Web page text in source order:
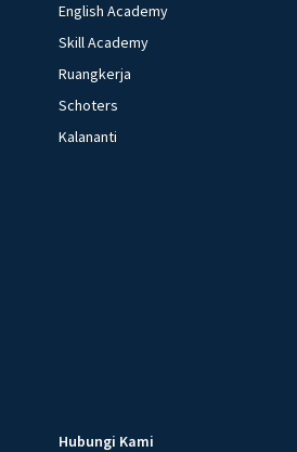
English Academy
Skill Academy
Ruangkerja
Schoters
Kalananti
Hubungi Kami